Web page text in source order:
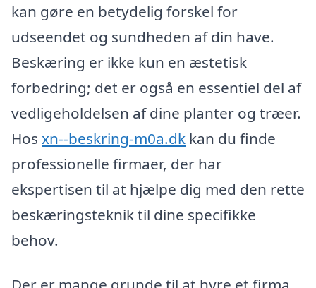
kan gøre en betydelig forskel for
udseendet og sundheden af din have.
Beskæring er ikke kun en æstetisk
forbedring; det er også en essentiel del af
vedligeholdelsen af dine planter og træer.
Hos xn--beskring-m0a.dk kan du finde
professionelle firmaer, der har
ekspertisen til at hjælpe dig med den rette
beskæringsteknik til dine specifikke
behov.